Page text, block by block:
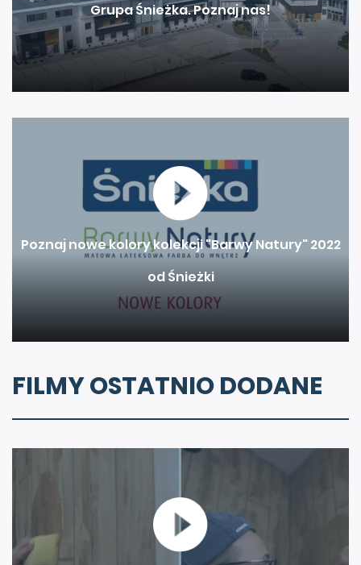
Grupa Śnieżka. Poznaj nas!
Poznaj nowe kolory kolekcji "Barwy Natury" 2022
od Śnieżki
FILMY OSTATNIO DODANE